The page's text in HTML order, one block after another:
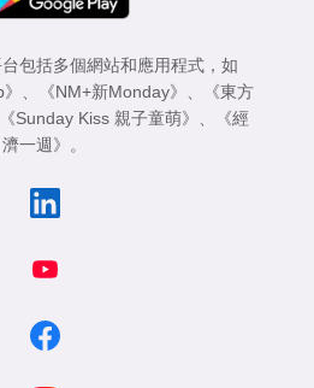
包括多個網站和應用程式，如
、 《NM+新Monday》 、
《東方
《Sunday Kiss 親子童萌》 、
《經
濟一週》 。